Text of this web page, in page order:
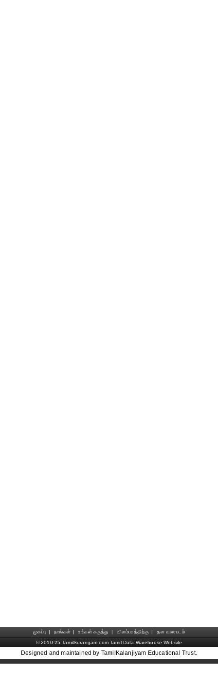
முகப்பு | நாங்கள் | உங்கள் கருத்து | விளம்பரத்திற்கு |
தள வரைபடம்
© 2010-25 TamilSurangam.com Tamil Data Warehouse Website
Designed and maintained by TamilKalanjiyam Educational Trust.